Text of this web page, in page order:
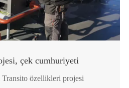
çek cumhuriyeti
özellikleri projesi